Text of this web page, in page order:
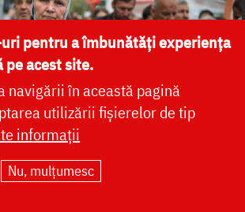
pentru a îmbunătăți experiența
pe acest site.
navigării în această pagină
utilizării fișierelor de tip
informații
Nu, mulțumesc